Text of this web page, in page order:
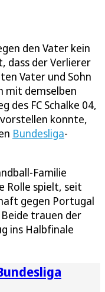
den Vater kein
dass der Verlierer
Vater und Sohn
mit demselben
des FC Schalke 04,
konnte,
Bundesliga-
Familie
Rolle spielt, seit
gegen Portugal
trauen der
ins Halbfinale